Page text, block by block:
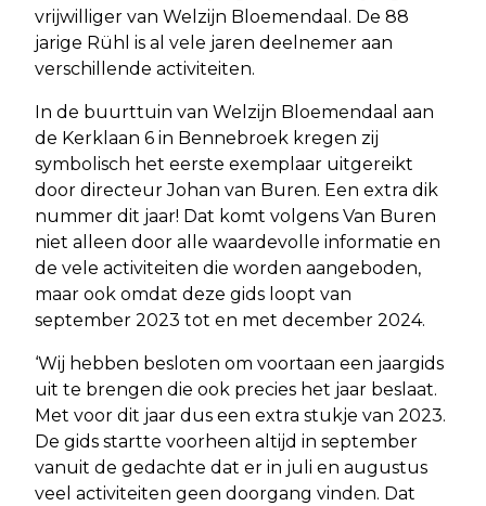
vrijwilliger van Welzijn Bloemendaal. De 88
jarige Rühl is al vele jaren deelnemer aan
verschillende activiteiten.
In de buurttuin van Welzijn Bloemendaal aan
de Kerklaan 6 in Bennebroek kregen zij
symbolisch het eerste exemplaar uitgereikt
door directeur Johan van Buren. Een extra dik
nummer dit jaar! Dat komt volgens Van Buren
niet alleen door alle waardevolle informatie en
de vele activiteiten die worden aangeboden,
maar ook omdat deze gids loopt van
september 2023 tot en met december 2024.
‘Wij hebben besloten om voortaan een jaargids
uit te brengen die ook precies het jaar beslaat.
Met voor dit jaar dus een extra stukje van 2023.
De gids startte voorheen altijd in september
vanuit de gedachte dat er in juli en augustus
veel activiteiten geen doorgang vinden. Dat